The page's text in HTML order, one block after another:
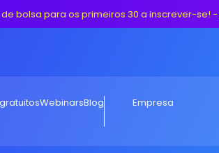
bolsa para os primeiros 30 a inscrever-se! -
WebinarsBlog Empresa